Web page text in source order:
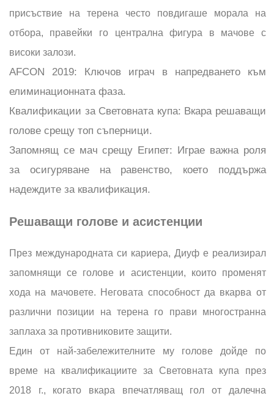
присъствие на терена често повдигаше морала на
отбора, правейки го централна фигура в мачове с
високи залози.
AFCON 2019: Ключов играч в напредването към
елиминационната фаза.
Квалификации за Световната купа: Вкара решаващи
голове срещу топ съперници.
Запомнящ се мач срещу Египет: Играе важна роля
за осигуряване на равенство, което поддържа
надеждите за квалификация.
Решаващи голове и асистенции
През международната си кариера, Диуф е реализирал
запомнящи се голове и асистенции, които променят
хода на мачовете. Неговата способност да вкарва от
различни позиции на терена го прави многостранна
заплаха за противниковите защити.
Един от най-забележителните му голове дойде по
време на квалификациите за Световната купа през
2018 г., когато вкара впечатляващ гол от далечна